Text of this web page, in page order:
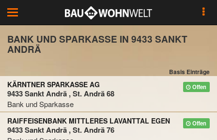
Toggle
navigation
BANK UND SPARKASSE IN 9433 SANKT
ANDRÄ
Basis Einträge
Offen
KÄRNTNER SPARKASSE AG
9433 Sankt Andrä , St. Andrä 68
Bank und Sparkasse
Offen
RAIFFEISENBANK MITTLERES LAVANTTAL EGEN
9433 Sankt Andrä , St. Andrä 76